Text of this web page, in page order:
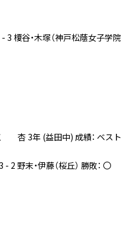
3 榎谷・木塚（神戸松蔭女子学院
杏 3年 (益田中) 成績： ベスト
野末・伊藤（桜丘） 勝敗： 〇